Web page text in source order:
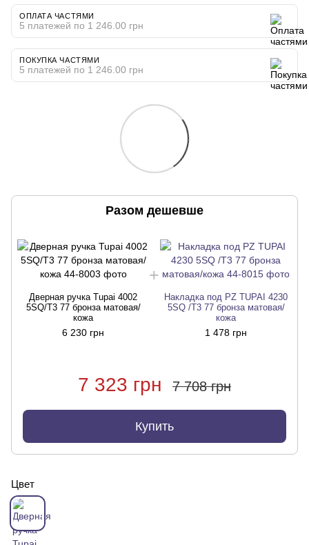
ОПЛАТА ЧАСТЯМИ
5 платежей по 1 246.00 грн
ПОКУПКА ЧАСТЯМИ
5 платежей по 1 246.00 грн
Разом дешевше
Дверная ручка Tupai 4002
5SQ/T3 77 бронза матовая/
кожа
6 230 грн
Накладка под PZ TUPAI 4230
5SQ /T3 77 бронза матовая/
кожа
1 478 грн
7 323 грн 7 708 грн
Купить
Цвет